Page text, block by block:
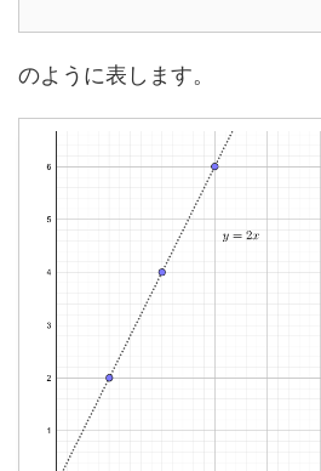
のように表します。